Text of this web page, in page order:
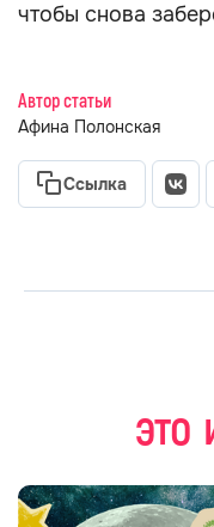
чтобы снова
Автор статьи
Афина Полонская
Ссылка
это